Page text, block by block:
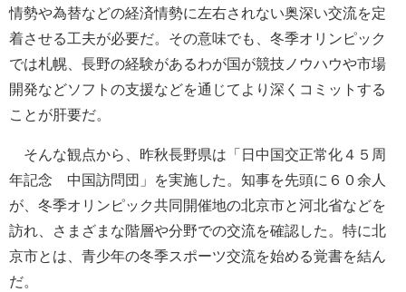
情勢や為替などの経済情勢に左右されない奥深い交流を定
着させる工夫が必要だ。その意味でも、冬季オリンピック
では札幌、長野の経験があるわが国が競技ノウハウや市場
開発などソフトの支援などを通じてより深くコミットする
ことが肝要だ。
そんな観点から、昨秋長野県は「日中国交正常化４５周
年記念 中国訪問団」を実施した。知事を先頭に６０余人
が、冬季オリンピック共同開催地の北京市と河北省などを
訪れ、さまざまな階層や分野での交流を確認した。特に北
京市とは、青少年の冬季スポーツ交流を始める覚書を結ん
だ。